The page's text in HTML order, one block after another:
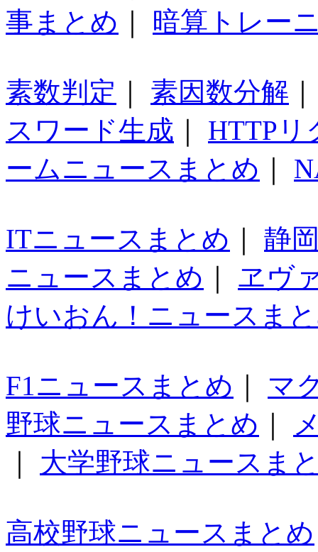
事まとめ
暗算トレー
素数判定 素因数分解
スワード生成
HTTPリ
ームニュースまとめ
ITニュースまとめ
静
ニュースまとめ
ヱヴ
けいおん！ニュースま
F1ニュースまとめ
マ
野球ニュースまとめ
大学野球ニュースま
高校野球ニュースまとめ